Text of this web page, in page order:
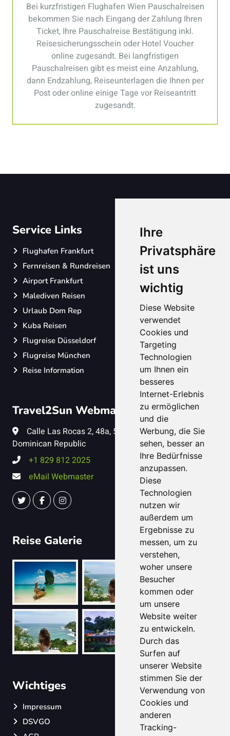
Ihre
Privatsphäre
ist uns
wichtig
Diese Website
verwendet
Cookies und
Targeting
Technologien
um Ihnen ein
besseres
Internet-Erlebnis
zu ermöglichen
und die
Werbung, die Sie
sehen, besser an
Ihre Bedürfnisse
anzupassen.
Diese
Technologien
nutzen wir
außerdem um
Ergebnisse zu
messen, um zu
verstehen,
woher unsere
Besucher
kommen oder
um unsere
Website weiter
zu entwickeln.
Durch das
Surfen auf
unserer Website
stimmen Sie der
Verwendung von
Cookies und
anderen
Tracking-
Bei kurzfristigen Flughafen Wien Pauschalreisen
bekommen Sie nach Eingang der Zahlung Ihren
Ticket, Ihre Pauschalreise Bestätigung inkl.
Reisesicherungsschein oder Hotel Voucher
online zugesandt. Bei langfristigen
Pauschalreisen gibt es meist eine Anzahlung,
dann Endzahlung, Reiseunterlagen die Ihnen per
Post oder online einige Tage vor Reiseantritt
zugesandt.
Service Links
Flughafen Frankfurt
Fernreisen & Rundreisen
Airport Frankfurt
Malediven Reisen
Urlaub Dom Rep
Kuba Reisen
Flugreise Düsseldorf
Flugreise München
Reise Information
Travel2Sun Webmaster
Calle Las Rocas 2, 48a, 57041, Puerto Plata,
Dominican Republic
+1 829 812 2025
eMail Webmaster
Reise Galerie
Wichtiges
Impressum
DSVGO